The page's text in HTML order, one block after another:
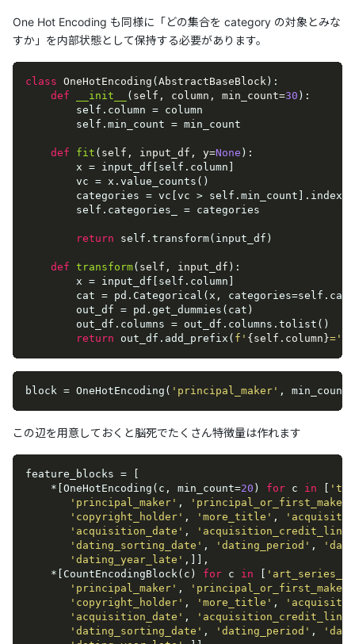
One Hot Encoding も同様に「どの集合を category の対象とみな
すか」を内部状態として保持する必要があります。
class OneHotEncoding ( AbstractBaseBlock ):
def
__init__ ( self, column, min_count=30 ):
        self.column = column
        self.min_count = min_count
def fit ( self, input_df, y=None ):
        x = input_df[self.column]
        vc = x.value_counts()
        categories = vc[vc > self.min_count].index
        self.categories_ = categories
return self.transform(input_df)
def transform( self, input_df ):
        x = input_df[self.column]
cat = pd.Categorical(x,
        out_df = pd.get_dummies(cat)
        out_df.columns = out_df.columns.tolist()
return out_df.add_prefix( f' {self.column}='
block = OneHotEncoding( 'principal_maker' , min_count=
この辺を用意しておくと脳死でたくさん特徴量は作れます
feature_blocks = [
    *[OneHotEncoding(c, min_count=
20 ) for c in
'principal_maker' ,
'principal_or_first_maker'
'copyright_holder' , 'more_title' ,
'acquisition_date' ,
'acquisition_credit_line'
'dating_sorting_date' , 'dating_period' ,
'dating_year_late' ,]],
    *[CountEncodingBlock(c)
for c in
'principal_maker' ,
'principal_or_first_maker'
'copyright_holder' , 'more_title' ,
'acquisition_date' ,
'acquisition_credit_line'
'dating_sorting_date' , 'dating_period' ,